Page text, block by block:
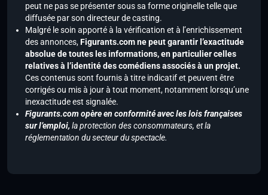
peut ne pas se présenter sous sa forme originelle telle que
diffusée par son directeur de casting.
Malgré le soin apporté à la vérification et à l’enrichissement
des annonces,Figurants.com ne peut garantir l’exactitude
absolue de toutes les informations, en particulier celles
relatives à l’identité des comédiens associés à un projet.
Ces contenus sont fournis à titre indicatif et peuvent être
corrigés ou mis à jour à tout moment, notamment lorsqu’une
inexactitude est signalée.
Figurants.com opère en conformité avec les lois françaises
sur l’emploi, la protection des consommateurs, et la
réglementation du secteur du spectacle.